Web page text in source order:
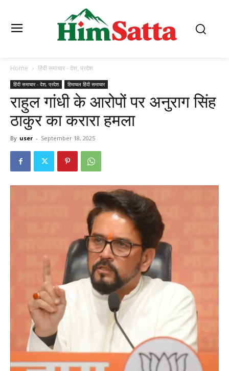
Home हिंदी समाचार - देश, प्रदेश
हिंदी समाचार - देश, प्रदेश हिमाचल हिंदी समाचार
राहुल गांधी के आरोपों पर अनुराग सिंह
ठाकुर का करारा हमला
By user - September 18, 2025